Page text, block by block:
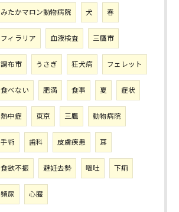
みたかマロン動物病院 犬 春
フィラリア 血液検査 三鷹市
調布市 うさぎ 狂犬病 フェレット
食べない 肥満 食事 夏 症状
熱中症 東京 三鷹 動物病院
手術 歯科 皮膚疾患 耳
食欲不振 避妊去勢 嘔吐 下痢
頻尿 心臓